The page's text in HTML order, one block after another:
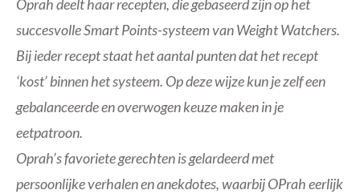
Oprah deelt haar recepten, die gebaseerd zijn op het
succesvolle Smart Points-systeem van Weight Watchers.
Bij ieder recept staat het aantal punten dat het recept
‘kost’ binnen het systeem. Op deze wijze kun je zelf een
gebalanceerde en overwogen keuze maken in je
eetpatroon.
Oprah’s favoriete gerechten is gelardeerd met
persoonlijke verhalen en anekdotes, waarbij OPrah eerlijk